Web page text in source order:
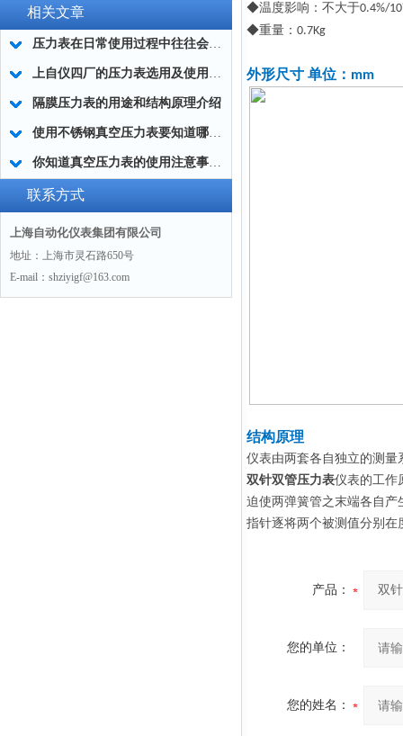
相关文章
压力表在日常使用过程中往往会碰到以下问题
上自仪四厂的压力表选用及使用中的留意事项
隔膜压力表的用途和结构原理介绍
使用不锈钢真空压力表要知道哪些事项呢？
你知道真空压力表的使用注意事项有哪些吗？
联系方式
上海自动化仪表集团有限公司
地址：上海市灵石路650号
E-mail：shziyigf@163.com
◆温度影响：不大于0.4%/10
◆重量： 0.7Kg
外形尺寸 单位： mm
结构原理
仪表由两套各自独立的测量
双针双管压力表仪表的工作
迫使两弹簧管之末端各自
指针逐将两个被测值分别在
产品：
您的单位：
您的姓名：